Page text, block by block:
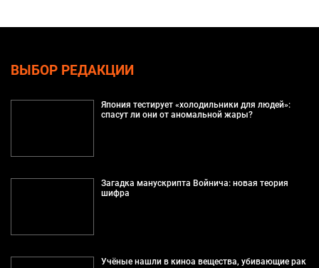
ВЫБОР РЕДАКЦИИ
Япония тестирует «холодильники для людей»:
спасут ли они от аномальной жары?
Загадка манускрипта Войнича: новая теория
шифра
Учёные нашли в киноа вещества, убивающие рак